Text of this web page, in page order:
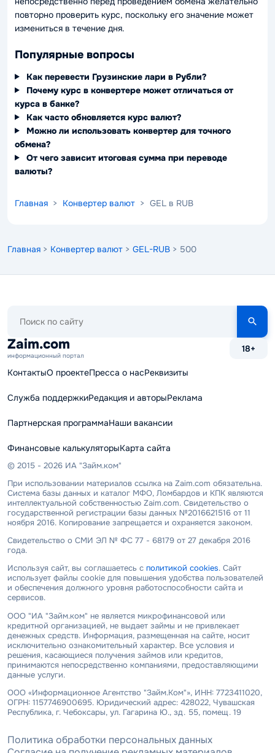
повторно проверить курс, поскольку его значение может
измениться в течение дня.
Популярные вопросы
Как перевести Грузинские лари в Рубли?
Почему курс в конвертере может отличаться от
курса в банке?
Как часто обновляется курс валют?
Можно ли использовать конвертер для точного
обмена?
От чего зависит итоговая сумма при переводе
валюты?
Главная > Конвертер валют > GEL в RUB
Главная > Конвертер валют > GEL-RUB > 500
сайту
Zaim.com
информационный портал
18+
КонтактыО проектеПресса о насРеквизиты
Служба поддержкиРедакция и авторыРеклама
Партнерская программаНаши вакансии
Финансовые калькуляторыКарта сайта
© 2015 - 2026 ИА "Займ.ком"
При использовании материалов ссылка на Zaim.com обязательна.
Система базы данных и каталог МФО, Ломбардов и КПК являются
интеллектуальной собственностью Zaim.com. Свидетельство о
государственной регистрации базы данных №2016621516 от 11
ноября 2016. Копирование запрещается и охраняется законом.
Свидетельство о СМИ ЭЛ № ФС 77 - 68179 от 27 декабря 2016
года.
Используя сайт, вы соглашаетесь с политикой cookies. Сайт
использует файлы cookie для повышения удобства пользователей
и обеспечения должного уровня работоспособности сайта и
сервисов.
ООО "ИА "Займ.ком" не является микрофинансовой или
кредитной организацией, не выдает займы и не привлекает
денежных средств. Информация, размещенная на сайте, носит
исключительно ознакомительный характер. Все условия и
решения, касающиеся получения займов или кредитов,
принимаются непосредственно компаниями, предоставляющими
данные услуги.
ООО «Информационное Агентство "Займ.Ком"», ИНН: 7723411020,
ОГРН: 1157746900695. Юридический адрес: 428022, Чувашская
Республика, г. Чебоксары, ул. Гагарина Ю., зд. 55, помещ. 19
Политика обработки персональных данных